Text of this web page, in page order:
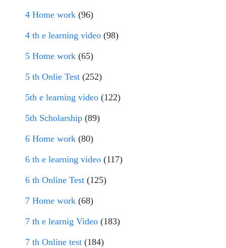
4 Home work (96)
4 th e learning video (98)
5 Home work (65)
5 th Onlie Test (252)
5th e learning video (122)
5th Scholarship (89)
6 Home work (80)
6 th e learning video (117)
6 th Online Test (125)
7 Home work (68)
7 th e learnig Video (183)
7 th Online test (184)